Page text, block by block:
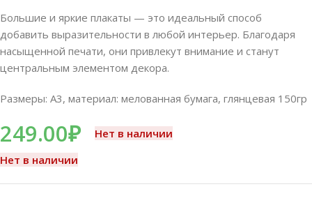
Большие и яркие плакаты — это идеальный способ
добавить выразительности в любой интерьер. Благодаря
насыщенной печати, они привлекут внимание и станут
центральным элементом декора.
Размеры: А3, материал: мелованная бумага, глянцевая 150гр
249.00₽
Нет в наличии
Нет в наличии